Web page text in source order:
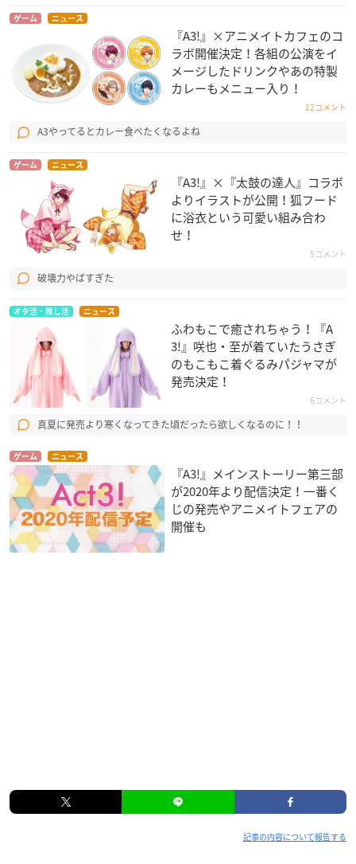
ゲーム ニュース
『A3!』×アニメイトカフェのコ
ラボ開催決定！各組の公演をイ
メージしたドリンクやあの特製
カレーもメニュー入り！
12コメント
A3やってるとカレー食べたくなるよね
ゲーム ニュース
『A3!』×『太鼓の達人』コラボ
よりイラストが公開！狐フード
に浴衣という可愛い組み合わ
せ！
5コメント
破壊力やばすぎた
オタ活・推し活 ニュース
ふわもこで癒されちゃう！『A
3!』咲也・至が着ていたうさぎ
のもこもこ着ぐるみパジャマが
発売決定！
6コメント
真夏に発売より寒くなってきた頃だったら欲しくなるのに！！
ゲーム ニュース
『A3!』メインストーリー第三部
が2020年より配信決定！一番く
じの発売やアニメイトフェアの
開催も
記事の内容について報告する